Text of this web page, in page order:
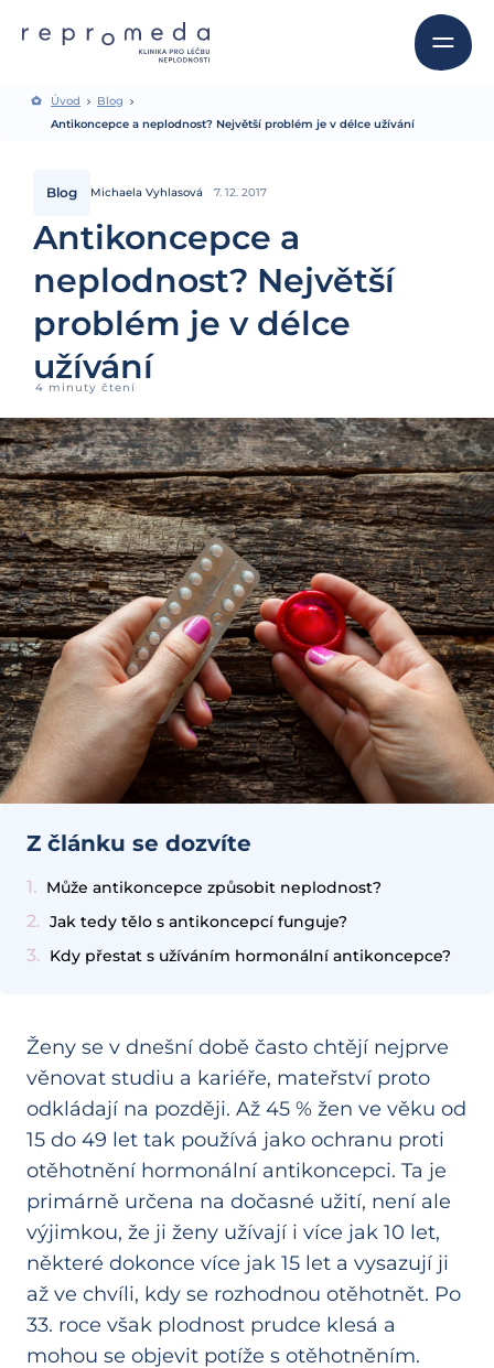
Úvod
Blog
Antikoncepce a neplodnost? Největší problém je v délce užívání
Blog Michaela Vyhlasová 7. 12. 2017
Antikoncepce a
neplodnost? Největší
problém je v délce
užívání
4 minuty čtení
Z článku se dozvíte
Může antikoncepce způsobit neplodnost?
Jak tedy tělo s antikoncepcí funguje?
Kdy přestat s užíváním hormonální antikoncepce?
Ženy se v dnešní době často chtějí nejprve
věnovat studiu a kariéře, mateřství proto
odkládají na později. Až 45 % žen ve věku od
15 do 49 let tak používá jako ochranu proti
otěhotnění hormonální antikoncepci. Ta je
primárně určena na dočasné užití, není ale
výjimkou, že ji ženy užívají i více jak 10 let,
některé dokonce více jak 15 let a vysazují ji
až ve chvíli, kdy se rozhodnou otěhotnět. Po
33. roce však plodnost prudce klesá a
mohou se objevit potíže s otěhotněním.